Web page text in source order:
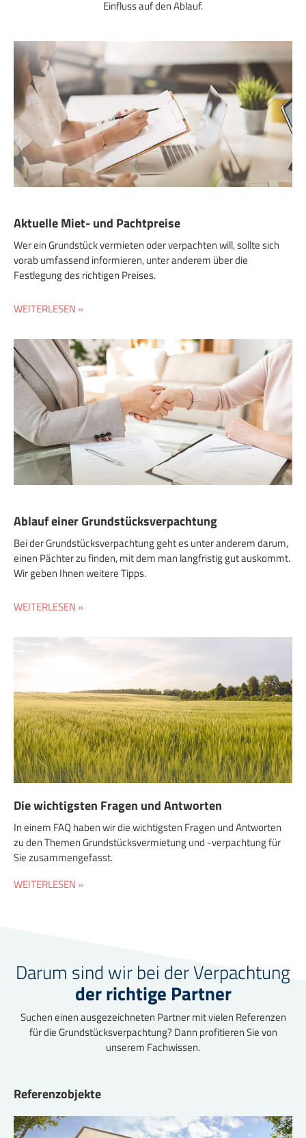
Einfluss auf den Ablauf.
Aktuelle Miet- und Pachtpreise
Wer ein Grundstück vermieten oder verpachten will, sollte sich
vorab umfassend informieren, unter anderem über die
Festlegung des richtigen Preises.
WEITERLESEN »
Ablauf einer Grundstücksverpachtung
Bei der Grundstücksverpachtung geht es unter anderem darum,
einen Pächter zu finden, mit dem man langfristig gut auskommt.
Wir geben Ihnen weitere Tipps.
WEITERLESEN »
Die wichtigsten Fragen und Antworten
In einem FAQ haben wir die wichtigsten Fragen und Antworten
zu den Themen Grundstücksvermietung und -verpachtung für
Sie zusammengefasst.
WEITERLESEN »
Darum sind wir bei der Verpachtung
der richtige Partner
Suchen einen ausgezeichneten Partner mit vielen Referenzen
für die Grundstücksverpachtung? Dann profitieren Sie von
unserem Fachwissen.
Referenzobjekte